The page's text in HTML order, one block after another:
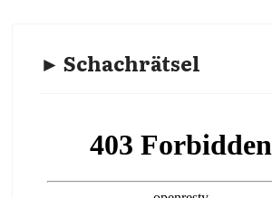
► Schachrätsel